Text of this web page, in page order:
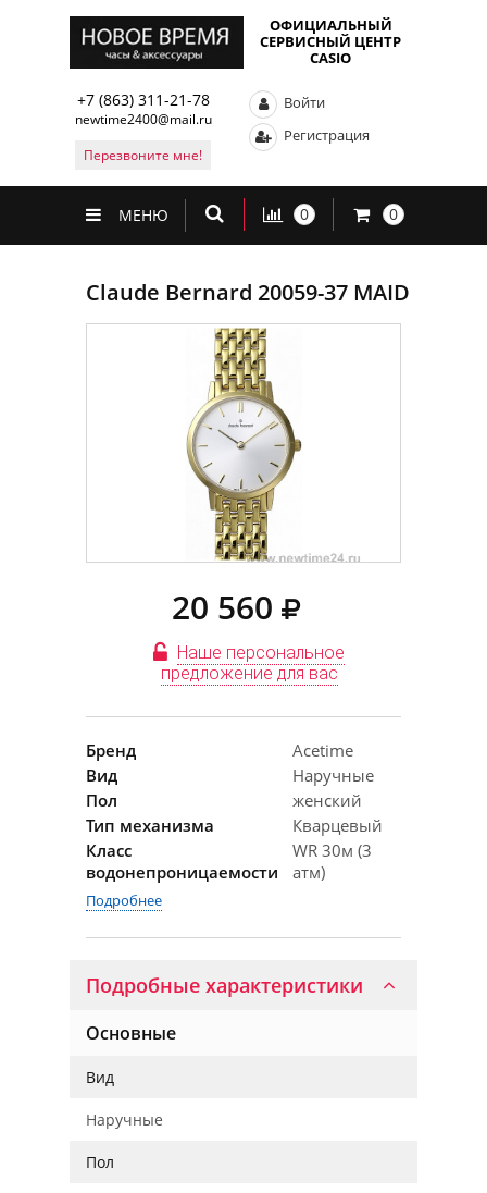
ОФИЦИАЛЬНЫЙ
СЕРВИСНЫЙ ЦЕНТР
CASIO
+7 (863) 311-21-78
newtime2400@mail.ru
Перезвоните мне!
Войти
Регистрация
МЕНЮ 0 0
Claude Bernard 20059-37 MAID
20 560
Наше персональное
предложение для вас
Бренд
Acetime
Вид
Наручные
Пол
женский
Тип механизма
Кварцевый
Класс
водонепроницаемости
WR 30м (3
атм)
Подробнее
Подробные характеристики
Основные
Вид
Наручные
Пол